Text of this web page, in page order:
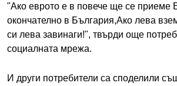
"Ако еврото е в повече ще се приеме
окончателно в България,Ако лева
си лева завинаги!", твърди още
социалната мрежа.
И други потребители са споделили